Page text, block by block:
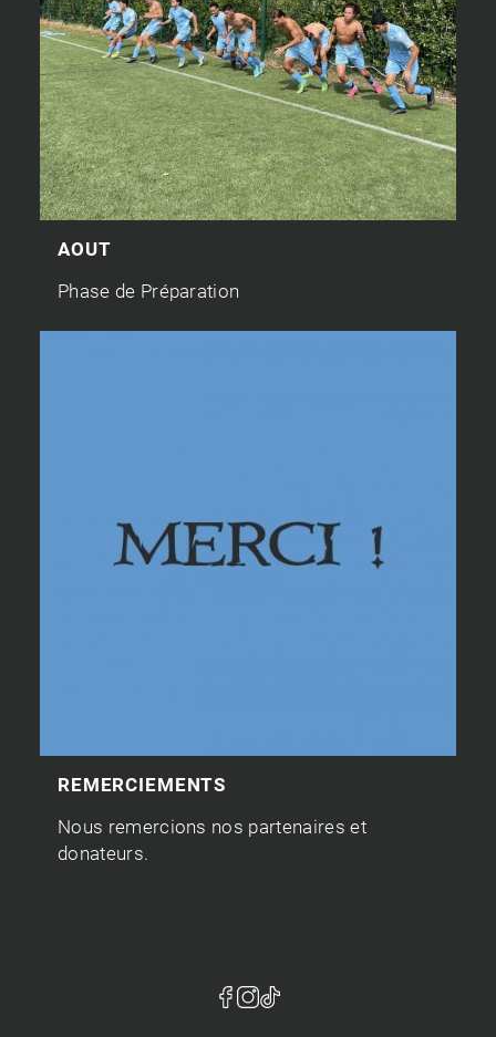
AOUT
Phase de Préparation
REMERCIEMENTS
Nous remercions nos partenaires et
donateurs.